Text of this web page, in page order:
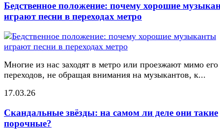
Бедственное положение: почему хорошие
играют песни в переходах метро
Многие из нас заходят в метро или проезжают мимо его
переходов, не обращая внимания на музыкантов, к...
17.03.26
Скандальные звёзды: на самом ли деле они такие
порочные?